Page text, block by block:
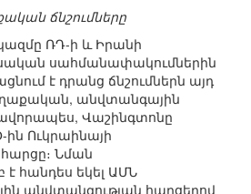
ճնշումները
ՌԴ-ի և Իրանի
սահմանափակումներին
է դրանց ճնշումներն այդ
անվտանգային
Վաշինգտոնը
Ուկրաինայի
Նման
հանդես եկել ԱՄՆ
անվտանգության հարցերով